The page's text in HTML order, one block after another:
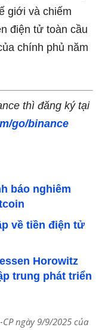
giới và chiếm
điện tử toàn cầu
chính phủ năm
thì đăng ký tại
go/binance
báo nghiêm
về tiền điện tử
Horowitz
trung phát triển
ngày 9/9/2025 của